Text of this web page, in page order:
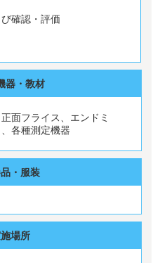
び確認・評価
器・教材
面フライス、エンドミ
各種測定機器
・服装
場所